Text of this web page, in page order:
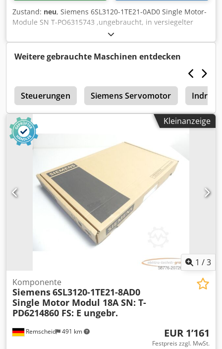
Zustand: neu, Siemens 6SL3120-1TE21-0AD0 Single Motor-
Module SN T-PO6315743 ,ungebraucht, in versiegelter
Originalverpackung, 100% funktionsfähig, Lieferumfang
gem. Fotos Chsdpfsx Euz Tjx Ak Aja
Weitere gebrauchte Maschinen entdecken
Steuerungen Siemens Servomotor
Kleinanzeige
1 /3
Remscheid 491 km
Komponente
Siemens6SL3120-1TE21-8AD0
Single Motor Modul 18A SN: T-
PD6214860 FS: E ungebr.
EUR 1’161
Festpreis zzgl. MwSt.